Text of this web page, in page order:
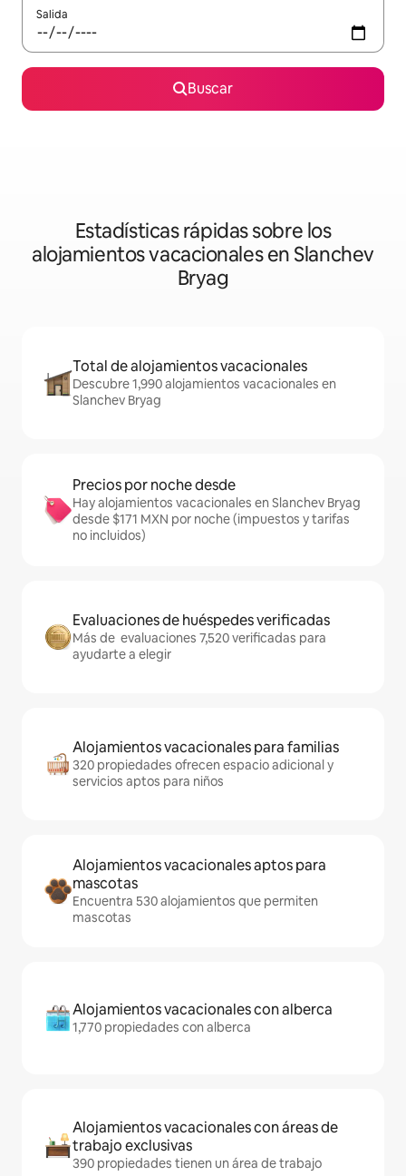
Salida
Buscar
Estadísticas rápidas sobre los
alojamientos vacacionales en Slanchev
Bryag
Total de alojamientos vacacionales
Descubre 1,990 alojamientos vacacionales en
Slanchev Bryag
Precios por noche desde
Hay alojamientos vacacionales en Slanchev Bryag
desde $171 MXN por noche (impuestos y tarifas
no incluidos)
Evaluaciones de huéspedes verificadas
Más de evaluaciones 7,520 verificadas para
ayudarte a elegir
Alojamientos vacacionales para familias
320 propiedades ofrecen espacio adicional y
servicios aptos para niños
Alojamientos vacacionales aptos para
mascotas
Encuentra 530 alojamientos que permiten
mascotas
Alojamientos vacacionales con alberca
1,770 propiedades con alberca
Alojamientos vacacionales con áreas de
trabajo exclusivas
390 propiedades tienen un área de trabajo